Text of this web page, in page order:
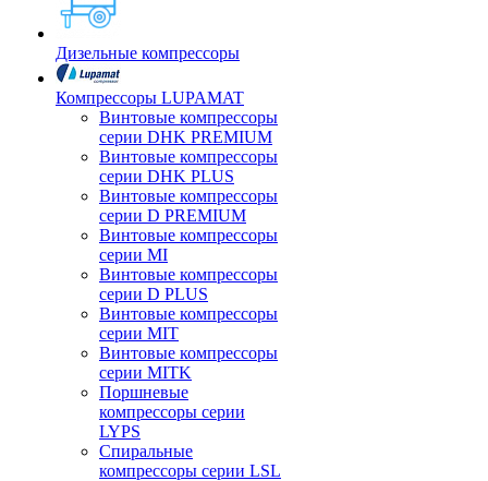
Дизельные компрессоры
Компрессоры LUPAMAT
Винтовые компрессоры
серии DHK PREMIUM
Винтовые компрессоры
серии DHK PLUS
Винтовые компрессоры
серии D PREMIUM
Винтовые компрессоры
серии MI
Винтовые компрессоры
серии D PLUS
Винтовые компрессоры
серии MIT
Винтовые компрессоры
серии MITK
Поршневые
компрессоры серии
LYPS
Спиральные
компрессоры серии LSL